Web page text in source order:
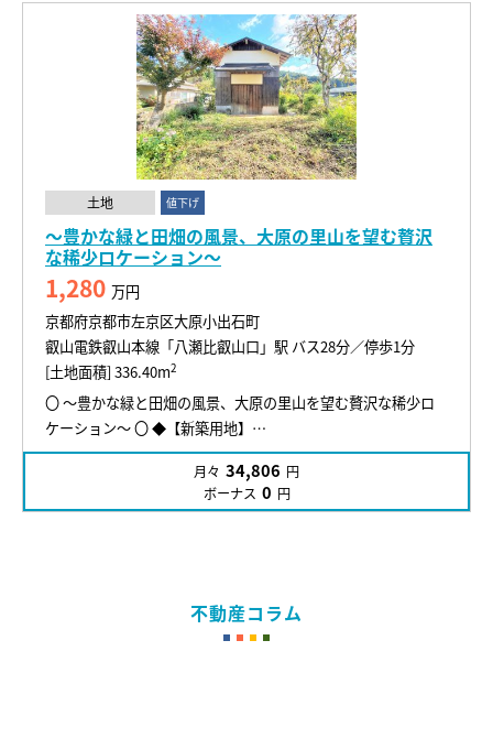
土地 値下げ
～豊かな緑と田畑の風景、大原の里山を望む贅沢
な稀少ロケーション～
1,280 万円
京都府京都市左京区大原小出石町
叡山電鉄叡山本線「八瀬比叡山口」駅 バス28分／停歩1分
[土地面積] 336.40m2
〇 ～豊かな緑と田畑の風景、大原の里山を望む贅沢な稀少ロ
ケーション～ 〇 ◆【新築用地】…
月々 34,806 円
ボーナス 0 円
不動産コラム